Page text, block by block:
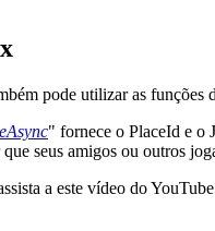
pode utilizar as funções
" fornece o PlaceId e o
seus amigos ou outros
a este vídeo do